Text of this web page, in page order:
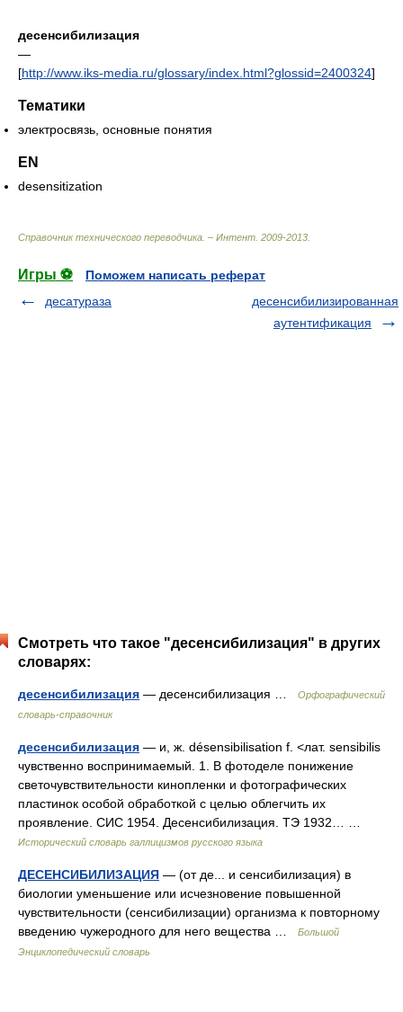
десенсибилизация
—
[http://www.iks-media.ru/glossary/index.html?glossid=2400324]
Тематики
электросвязь, основные понятия
EN
desensitization
Справочник технического переводчика. – Интент 2009-2013
Игры ⚽
Поможем написать реферат
десатураза
десенсибилизированная
аутентификация
Смотреть что такое "десенсибилизация" в других
словарях:
десенсибилизация — десенсибилизация …
Орфографический
словарь-справочник
десенсибилизация — и, ж. désensibilisation f. <лат. sensibilis
чувственно воспринимаемый. 1. В фотоделе понижение
светочувствительности кинопленки и фотографических
пластинок особой обработкой с целью облегчить их
проявление. СИС 1954. Десенсибилизация. ТЭ 1932… …
Исторический словарь галлицизмов русского языка
ДЕСЕНСИБИЛИЗАЦИЯ — (от де... и сенсибилизация) в
биологии уменьшение или исчезновение повышенной
чувствительности (сенсибилизации) организма к повторному
введению чужеродного для него вещества …
Большой
Энциклопедический словарь